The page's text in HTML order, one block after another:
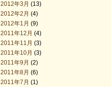
2012年3月 (13)
2012年2月 (4)
2012年1月 (9)
2011年12月 (4)
2011年11月 (3)
2011年10月 (3)
2011年9月 (2)
2011年8月 (6)
2011年7月 (1)